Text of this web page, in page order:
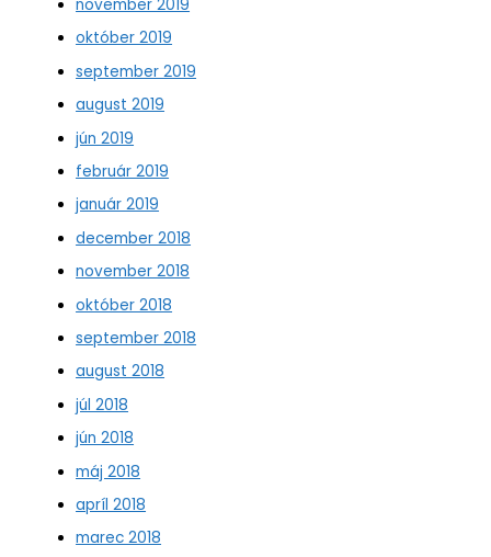
november 2019
október 2019
september 2019
august 2019
jún 2019
február 2019
január 2019
december 2018
november 2018
október 2018
september 2018
august 2018
júl 2018
jún 2018
máj 2018
apríl 2018
marec 2018